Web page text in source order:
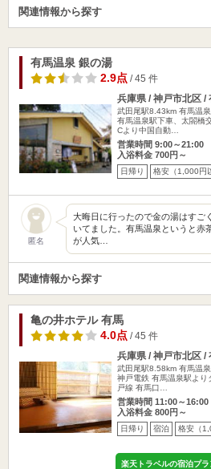
関連情報から探す
有馬温泉 銀の湯
2.9点/ 45 件
兵庫県 / 神戸市北区 /
武田尾駅8.43km 有馬温
有馬温泉駅下車、太閤橋
Cより中国自動…
営業時間 9:00～21:00
入浴料金 700円～
日帰り 格安（1,000円
匿名
大晦日に行ったので金の湯はすご
いてました。有馬温泉というと赤
が人気…
関連情報から探す
亀の井ホテル 有馬
4.0点/ 45 件
兵庫県 / 神戸市北区 /
武田尾駅8.58km 有馬温
神戸電鉄 有馬温泉駅よ
戸線 有馬口…
営業時間 11:00～16:00
入浴料金 800円～
日帰り 宿泊 格安（
楽天トラベルの宿泊プラ